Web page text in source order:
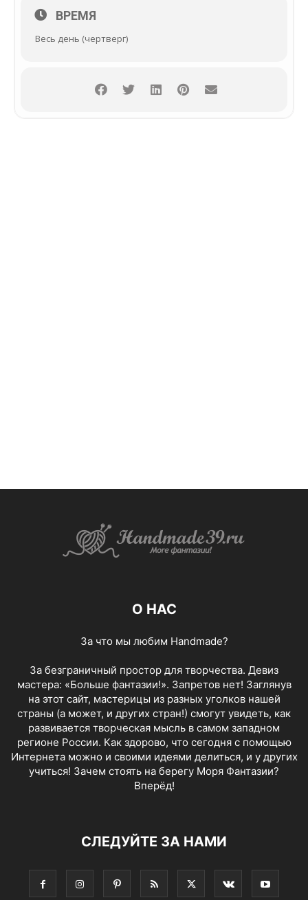
ВРЕМЯ
Весь день (чертверг)
О НАС
За что мы любим Handmade?
За безграничный простор для творчества. Девиз
мастера: «Больше фантазии!». Запретов нет! Заглянув
на этот сайт, мастерицы из разных уголков нашей
страны (а может, и других стран!) смогут увидеть, как
развивается творческая мысль в самом западном
регионе России. Как здорово, что сегодня с помощью
Интернета можно и своими идеями делиться, и у других
учиться! Зачем стоять на берегу Моря Фантазии?
Вперёд!
СЛЕДУЙТЕ ЗА НАМИ